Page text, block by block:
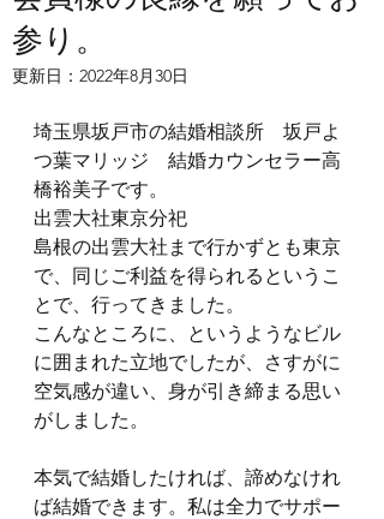
参り。
更新日： 2022年8月30日
埼玉県坂戸市の結婚相談所　坂戸よ
つ葉マリッジ　結婚カウンセラー高
橋裕美子です。
出雲大社東京分祀
島根の出雲大社まで行かずとも東京
で、同じご利益を得られるというこ
とで、行ってきました。
こんなところに、というようなビル
に囲まれた立地でしたが、さすがに
空気感が違い、身が引き締まる思い
がしました。
本気で結婚したければ、諦めなけれ
ば結婚できます。私は全力でサポー